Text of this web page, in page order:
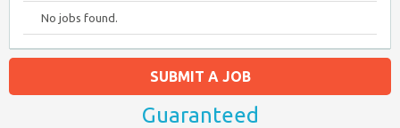
No jobs found.
SUBMIT A JOB
Guaranteed